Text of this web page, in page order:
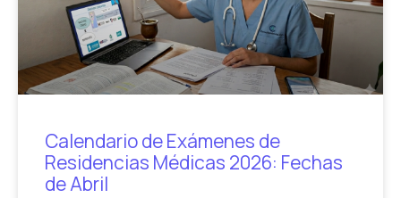
Calendario de Exámenes de
Residencias Médicas 2026: Fechas
de Abril